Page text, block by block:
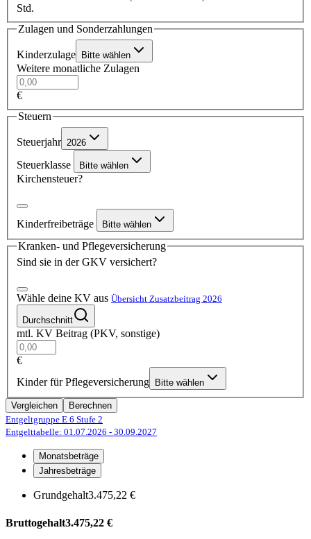
Std.
Zulagen und Sonderzahlungen
Kinderzulage Bitte wählen
Weitere monatliche Zulagen
€
Steuern
Steuerjahr 2026
Steuerklasse Bitte wählen
Kirchensteuer?
Kinderfreibeträge Bitte wählen
Kranken- und Pflegeversicherung
Sind sie in der GKV versichert?
Wähle deine KV aus Übersicht Zusatzbeitrag 2026
Durchschnitt
mtl. KV Beitrag (PKV, sonstige)
€
Kinder für Pflegeversicherung
Bitte wählen
Vergleichen
Berechnen
Entgeltgruppe E 6 Stufe 2
Entgelttabelle: 01.07.2026 - 30.09.2027
Monatsbeträge
Jahresbeträge
Grundgehalt3.475,22 €
Bruttogehalt3.475,22 €